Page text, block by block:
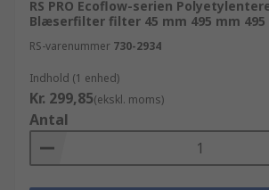
RS PRO Ecoflow-serien
Blæserfilter filter 45 mm 495 mm 495
RS-varenummer 730-2934
Indhold (1 enhed)
Kr. 299,85(ekskl. moms)
Antal